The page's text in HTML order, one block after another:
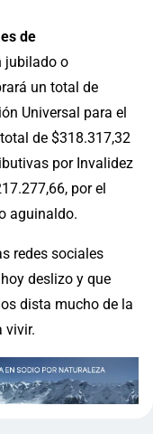
de
jubilado o
un total de
Universal para el
de $318.317,32
por Invalidez
por el
aguinaldo.
redes sociales
deslizo y que
dista mucho de la
vivir.